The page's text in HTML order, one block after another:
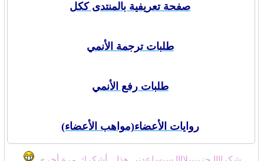
صفحة تعريفية بالمنتدى ككل
طلبات ترجمة الأنمي
طلبات رفع الأنمي
روايات الأعضاء(مواهب الأعضاء)